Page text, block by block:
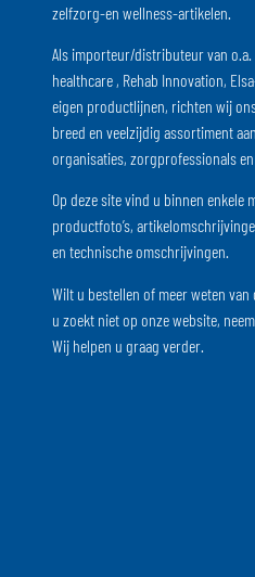
zelfzorg-en wellness-artikelen.
Als importeur/distributeur van o.a.
healthcare , Rehab Innovation,
eigen productlijnen, richten wij
breed en veelzijdig assortiment
organisaties, zorgprofessionals
Op deze site vind u binnen
productfoto’s,
en technische omschrijvingen.
Wilt u bestellen of meer weten
u zoekt niet op onze website,
Wij helpen u graag verder.